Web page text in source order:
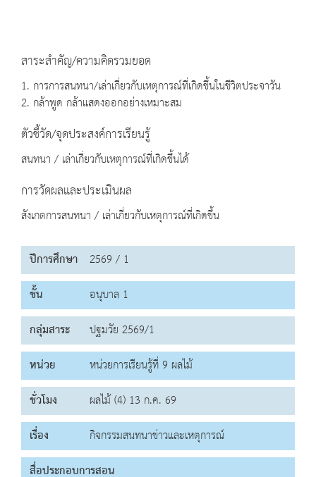
สาระสำคัญ/ความคิดรวมยอด
1. การการสนทนา/เล่าเกี่ยวกับเหตุการณ์ที่เกิดขึ้นในชีวิตประจาวัน
2. กล้าพูด กล้าแสดงออกอย่างเหมาะสม
ตัวชี้วัด/จุดประสงค์การเรียนรู้
สนทนา / เล่าเกี่ยวกับเหตุการณ์ที่เกิดขึ้นได้
การวัดผลและประเมินผล
สังเกตการสนทนา / เล่าเกี่ยวกับเหตุการณ์ที่เกิดขึ้น
ปีการศึกษา 2569 / 1
ชั้น
อนุบาล 1
กลุ่มสาระ
ปฐมวัย 2569/1
หน่วย
หน่วยการเรียนรู้ที่ 9 ผลไม้
ชั่วโมง
ผลไม้ (4) 13 ก.ค. 69
เรื่อง
กิจกรรมสนทนาข่าวและเหตุการณ์
สื่อประกอบการสอน